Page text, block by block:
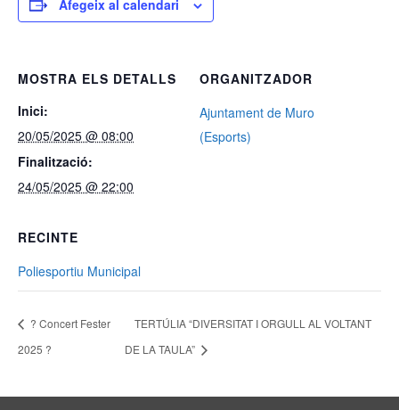
Afegeix al calendari
MOSTRA ELS DETALLS
Inici:
20/05/2025 @ 08:00
Finalització:
24/05/2025 @ 22:00
ORGANITZADOR
Ajuntament de Muro
(Esports)
RECINTE
Poliesportiu Municipal
? Concert Fester
2025 ?
TERTÚLIA “DIVERSITAT I ORGULL AL VOLTANT
DE LA TAULA”